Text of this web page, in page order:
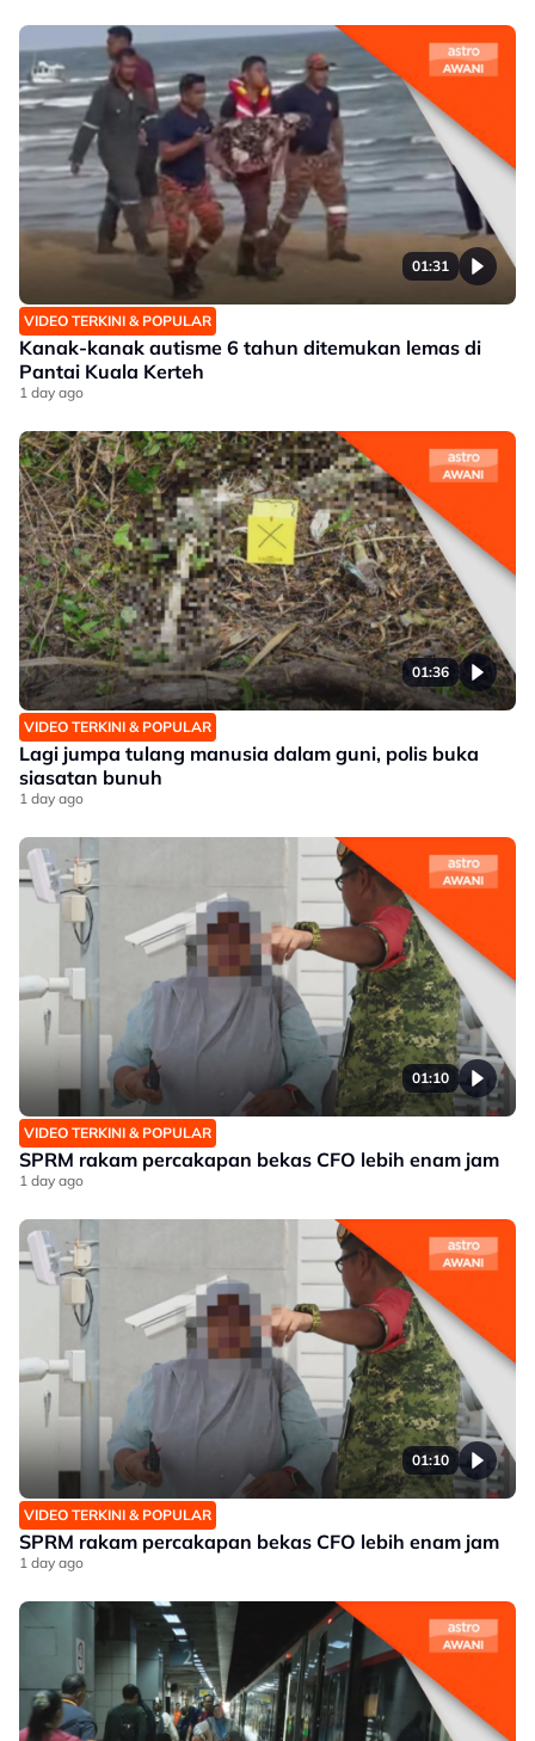
01:31
VIDEO TERKINI & POPULAR
Kanak-kanak autisme 6 tahun ditemukan lemas di
Pantai Kuala Kerteh
1 day ago
01:36
VIDEO TERKINI & POPULAR
Lagi jumpa tulang manusia dalam guni, polis buka
siasatan bunuh
1 day ago
01:10
VIDEO TERKINI & POPULAR
SPRM rakam percakapan bekas CFO lebih enam jam
1 day ago
01:10
VIDEO TERKINI & POPULAR
SPRM rakam percakapan bekas CFO lebih enam jam
1 day ago